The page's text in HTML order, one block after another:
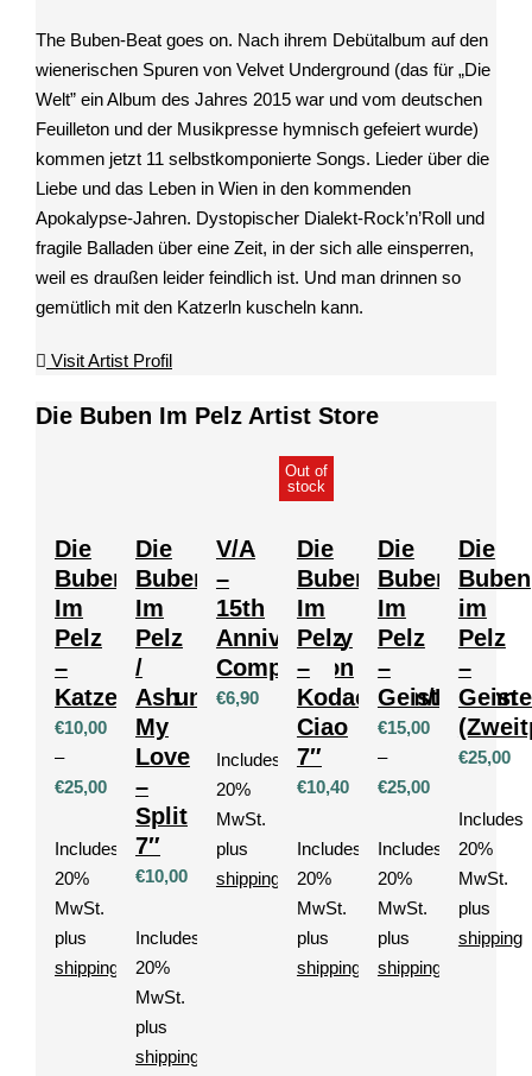
The Buben-Beat goes on. Nach ihrem Debütalbum auf den
wienerischen Spuren von Velvet Underground (das für „Die
Welt” ein Album des Jahres 2015 war und vom deutschen
Feuilleton und der Musikpresse hymnisch gefeiert wurde)
kommen jetzt 11 selbstkomponierte Songs. Lieder über die
Liebe und das Leben in Wien in den kommenden
Apokalypse-Jahren. Dystopischer Dialekt-Rock’n’Roll und
fragile Balladen über eine Zeit, in der sich alle einsperren,
weil es draußen leider feindlich ist. Und man drinnen so
gemütlich mit den Katzerln kuscheln kann.
Visit Artist Profil
Die Buben Im Pelz Artist Store
Die
Buben
Im
Pelz
–
Katzenfestung
€10,00
–
€25,00
range:
€10,00
through
€25,00
Includes
20%
MwSt.
plus
shipping
Die
Buben
Im
Pelz
/
Ash
My
Love
–
Split
7″
€10,00
Includes
20%
MwSt.
plus
shipping
V/A
–
15th
Anniversary
Compilation
€6,90
Includes
20%
MwSt.
plus
shipping
Out of
stock
Die
Buben
Im
Pelz
–
Kodachrom/Bella
Ciao
7″
€10,40
Includes
20%
MwSt.
plus
shipping
Die
Buben
Im
Pelz
–
Geisterbahn
€15,00
–
€25,00
range:
€15,00
through
€25,00
Includes
20%
MwSt.
plus
shipping
Die
Buben
im
Pelz
–
€25,00
Includes
20%
MwSt.
plus
shipping